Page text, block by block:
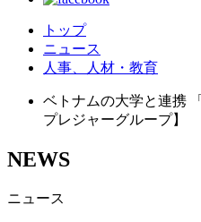
トップ
ニュース
人事、人材・教育
ベトナムの大学と連携
プレジャーグループ】
NEWS
ニュース